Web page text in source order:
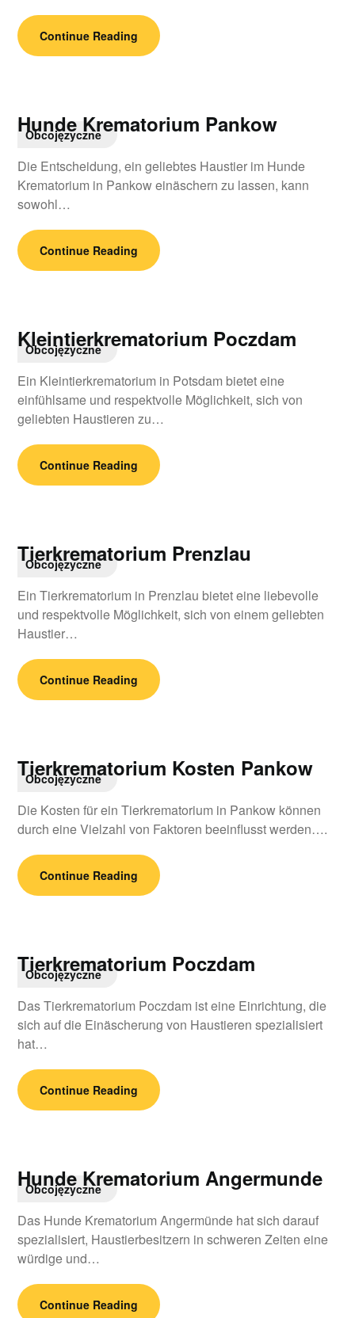
Continue Reading
Obcojęzyczne
Hunde Krematorium Pankow
Die Entscheidung, ein geliebtes Haustier im Hunde
Krematorium in Pankow einäschern zu lassen, kann
sowohl…
Continue Reading
Obcojęzyczne
Kleintierkrematorium Poczdam
Ein Kleintierkrematorium in Potsdam bietet eine
einfühlsame und respektvolle Möglichkeit, sich von
geliebten Haustieren zu…
Continue Reading
Obcojęzyczne
Tierkrematorium Prenzlau
Ein Tierkrematorium in Prenzlau bietet eine liebevolle
und respektvolle Möglichkeit, sich von einem geliebten
Haustier…
Continue Reading
Obcojęzyczne
Tierkrematorium Kosten Pankow
Die Kosten für ein Tierkrematorium in Pankow können
durch eine Vielzahl von Faktoren beeinflusst werden….
Continue Reading
Obcojęzyczne
Tierkrematorium Poczdam
Das Tierkrematorium Poczdam ist eine Einrichtung, die
sich auf die Einäscherung von Haustieren spezialisiert
hat…
Continue Reading
Obcojęzyczne
Hunde Krematorium Angermunde
Das Hunde Krematorium Angermünde hat sich darauf
spezialisiert, Haustierbesitzern in schweren Zeiten eine
würdige und…
Continue Reading